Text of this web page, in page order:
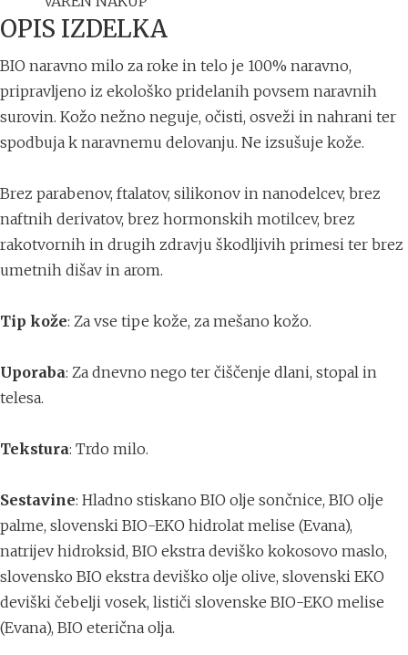
OPIS IZDELKA
BIO naravno milo za roke in telo je 100% naravno,
pripravljeno iz ekološko pridelanih povsem naravnih
surovin. Kožo nežno neguje, očisti, osveži in nahrani ter
spodbuja k naravnemu delovanju. Ne izsušuje kože.
Brez parabenov, ftalatov, silikonov in nanodelcev, brez
naftnih derivatov, brez hormonskih motilcev, brez
rakotvornih in drugih zdravju škodljivih primesi ter brez
umetnih dišav in arom.
Tip kože: Za vse tipe kože, za mešano kožo.
Uporaba: Za dnevno nego ter čiščenje dlani, stopal in
telesa.
Tekstura: Trdo milo.
Sestavine: Hladno stiskano BIO olje sončnice, BIO olje
palme, slovenski BIO-EKO hidrolat melise (Evana),
natrijev hidroksid, BIO ekstra deviško kokosovo maslo,
slovensko BIO ekstra deviško olje olive, slovenski EKO
deviški čebelji vosek, lističi slovenske BIO-EKO melise
(Evana), BIO eterična olja.